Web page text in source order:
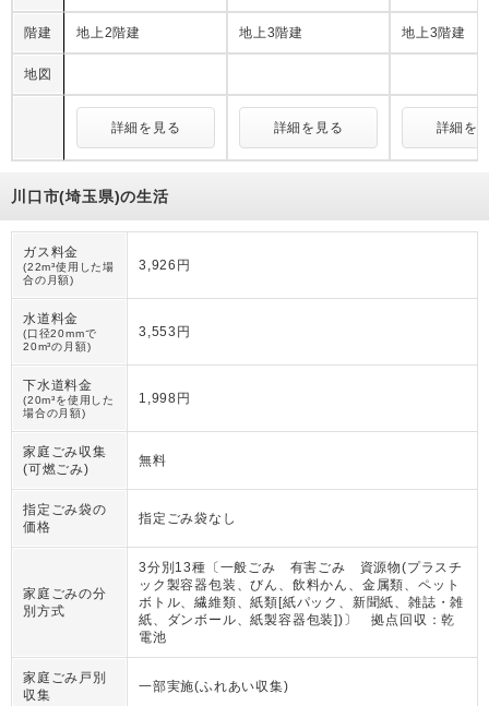
階建 地上2階建 地上3階建 地上3階建
地図
詳細を見る 詳細を見る 詳細を
川口市(埼玉県)の生活
ガス料金
(22m³使用した場
合の月額)
3,926円
水道料金
(口径20mmで
20m³の月額)
3,553円
下水道料金
(20m³を使用した
場合の月額)
1,998円
家庭ごみ収集
(可燃ごみ)
無料
指定ごみ袋の
価格
指定ごみ袋なし
家庭ごみの分
別方式
3分別13種〔一般ごみ 有害ごみ 資源物(プラスチ
ック製容器包装、びん、飲料かん、金属類、ペット
ボトル、繊維類、紙類[紙パック、新聞紙、雑誌・雑
紙、ダンボール、紙製容器包装])〕 拠点回収：乾
電池
家庭ごみ戸別
収集
一部実施(ふれあい収集)